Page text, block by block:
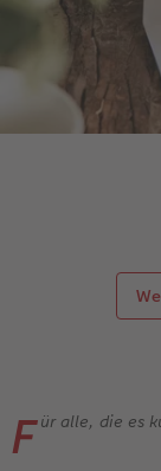
F ür alle, die es